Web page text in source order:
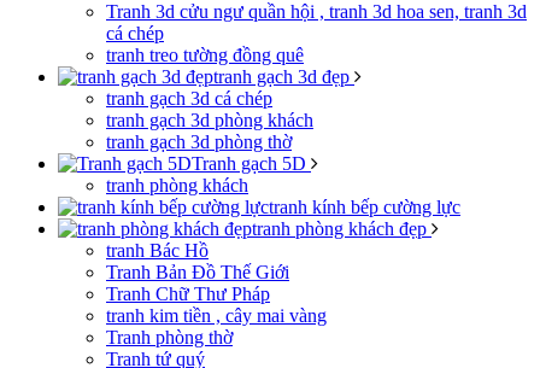
Tranh 3d cửu ngư quần hội , tranh 3d hoa sen, tranh 3d
cá chép
tranh treo tường đồng quê
tranh gạch 3d đẹp
tranh gạch 3d cá chép
tranh gạch 3d phòng khách
tranh gạch 3d phòng thờ
Tranh gạch 5D
tranh phòng khách
tranh kính bếp cường lực
tranh phòng khách đẹp
tranh Bác Hồ
Tranh Bản Đồ Thế Giới
Tranh Chữ Thư Pháp
tranh kim tiền , cây mai vàng
Tranh phòng thờ
Tranh tứ quý